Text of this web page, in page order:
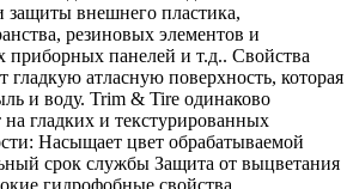
защиты внешнего пластика,
резиновых элементов и
приборных панелей и т.д.. Свойства
гладкую атласную поверхность, которая
и воду. Trim & Tire одинаково
на гладких и текстурированных
Насыщает цвет обрабатываемой
срок службы Защита от выцветания